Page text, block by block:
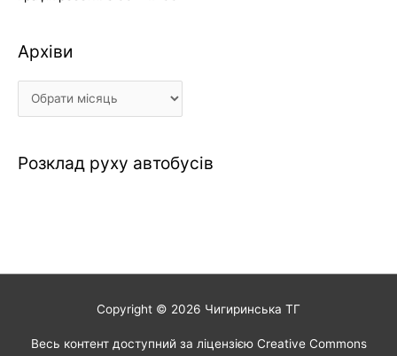
Архіви
Архіви
Розклад руху автобусів
Copyright © 2026 Чигиринська ТГ
Весь контент доступний за ліцензією Creative Commons